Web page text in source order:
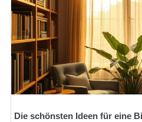
Die schönsten Ideen für eine